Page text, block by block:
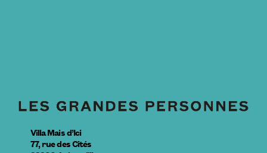
Villa Mais d’Ici
77, rue des Cités